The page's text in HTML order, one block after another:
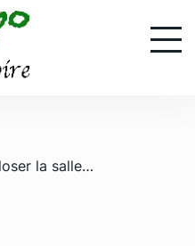
/ PRINCESSE ELLA fait exploser la salle de L’EGLISE C.C.C au GHANA